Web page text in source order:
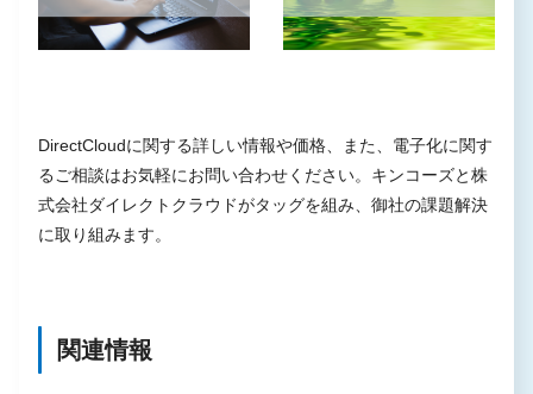
DirectCloudに関する詳しい情報や価格、また、電子化に関す
るご相談はお気軽にお問い合わせください。キンコーズと株
式会社ダイレクトクラウドがタッグを組み、御社の課題解決
に取り組みます。
関連情報